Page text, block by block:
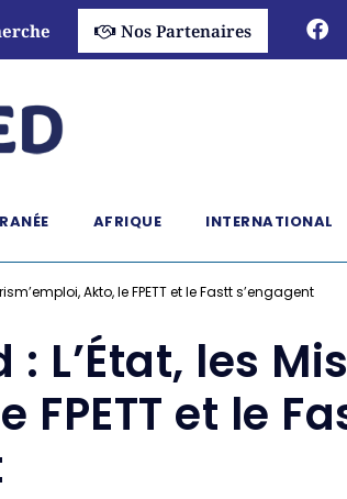
Nos Partenaires
AFRIQUE INTERNATIONAL
Akto, le FPETT et le Fastt s’engagent
L’État, les
et le